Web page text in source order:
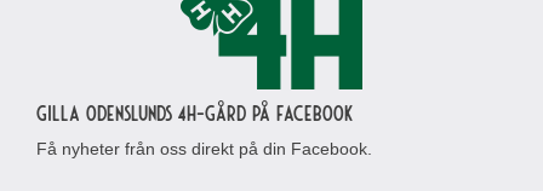
Gilla Odenslunds 4H-gård på Facebook
Få nyheter från oss direkt på din Facebook.